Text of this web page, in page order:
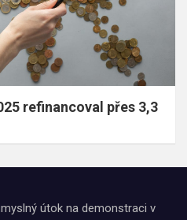
refinancoval přes 3,3
útok na demonstraci v